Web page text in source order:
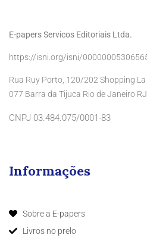
E-papers Servicos Editoriais Ltda.
https://isni.org/isni/
Rua Ruy Porto, 120/202 Shopping
077 Barra da Tijuca Rio de Janeiro RJ,
CNPJ 03.484.075/0001-83
Informações
Sobre a E-papers
Livros no prelo